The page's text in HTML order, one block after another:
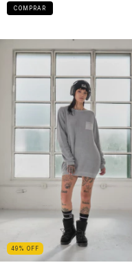
COMPRAR
49 % OFF